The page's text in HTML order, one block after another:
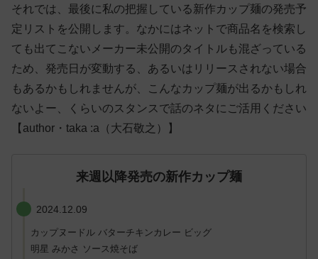
それでは、最後に私の把握している新作カップ麺の発売予
定リストを公開します。なかにはネットで商品名を検索し
ても出てこないメーカー未公開のタイトルも混ざっている
ため、発売日が変動する、あるいはリリースされない場合
もあるかもしれませんが、こんなカップ麺が出るかもしれ
ないよー、くらいのスタンスで話のネタにご活用ください
【author・taka :a（大石敬之）】
来週以降発売の新作カップ麺
2024.12.09
カップヌードル バターチキンカレー ビッグ
明星 みかさ ソース焼そば